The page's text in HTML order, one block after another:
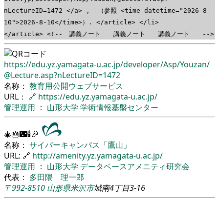
nLectureID=1472 </a> , （参照 <time datetime="2026-8-
10">2026-8-10</time>）. </article> </li>
</article> <!-- 講義ノート 講義ノート 講義ノート -->
https://edu.yz.yamagata-u.ac.jp/developer/Asp/Youzan/
@Lecture.asp?nLectureID=1472
名称： 教育用公開ウェブサービス
URL： 🔗 https://edu.yz.yamagata-u.ac.jp/
管理運用 ： 山形大学 学術情報基盤センター
🎄🎂🌃🕯🎉
名称： サイバーキャンパス「鷹山」
URL: 🔗 http://amenity.yz.yamagata-u.ac.jp/
管理運用 ： 山形大学 データベースアメニティ研究会
代表： 多田隈 理一郎
〒992-8510 山形県米沢市城南4丁目3-16